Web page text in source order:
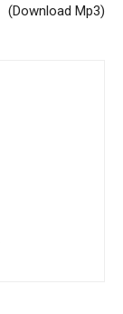
(Download Mp3)